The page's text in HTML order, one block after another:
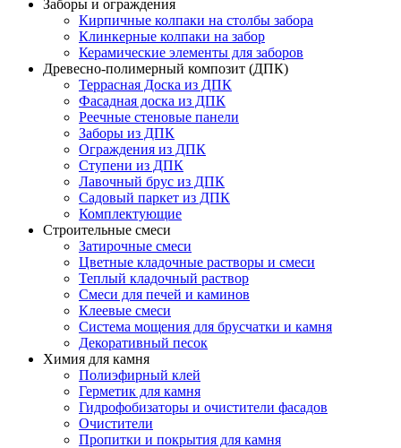
Заборы и ограждения
Кирпичные колпаки на столбы забора
Клинкерные колпаки на забор
Керамические элементы для заборов
Древесно-полимерный композит (ДПК)
Террасная Доска из ДПК
Фасадная доска из ДПК
Реечные стеновые панели
Заборы из ДПК
Ограждения из ДПК
Ступени из ДПК
Лавочный брус из ДПК
Садовый паркет из ДПК
Комплектующие
Строительные смеси
Затирочные смеси
Цветные кладочные растворы и смеси
Теплый кладочный раствор
Смеси для печей и каминов
Клеевые смеси
Система мощения для брусчатки и камня
Декоративный песок
Химия для камня
Полиэфирный клей
Герметик для камня
Гидрофобизаторы и очистители фасадов
Очистители
Пропитки и покрытия для камня